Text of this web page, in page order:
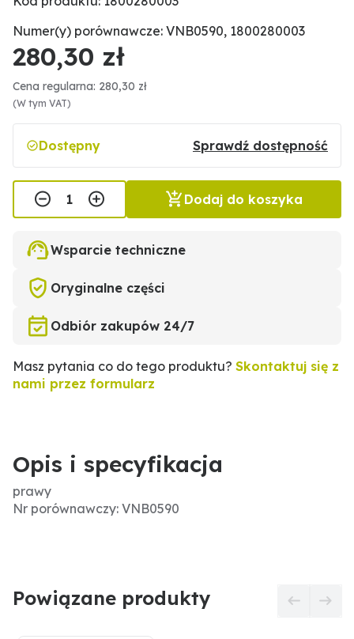
Numer(y) porównawcze: VNB0590, 1800280003
280,30 zł
Cena regularna: 280,30 zł
(W tym VAT)
Dostępny Sprawdź dostępność
Dodaj do koszyka
Wsparcie techniczne
Oryginalne części
Odbiór zakupów 24/7
Masz pytania co do tego produktu? Skontaktuj się z
nami przez formularz
Opis i specyfikacja
prawy
Nr porównawczy: VNB0590
Powiązane produkty